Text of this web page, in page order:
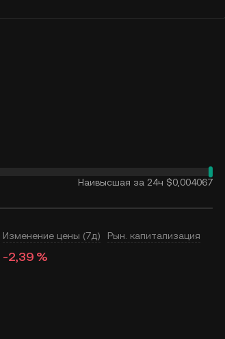
Наивысшая за 24ч $0,004067
Изменение цены (7д)
-2,39 %
Рын. капитализация